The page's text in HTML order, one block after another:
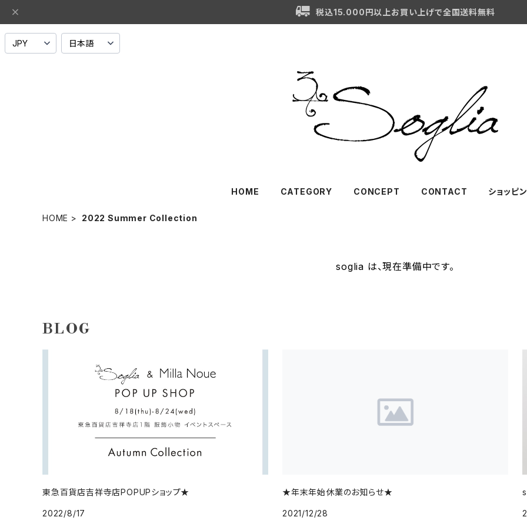
税込15.000円以上お買い上げで全国送料無料
HOME CATEGORY CONCEPT CONTACT ショッピ
HOME 2022 Summer Collection
soglia は、現在準備中です。
BLOG
東急百貨店吉祥寺店POPUPショップ★
2022/8/17
★年末年始休業のお知らせ★
2021/12/28